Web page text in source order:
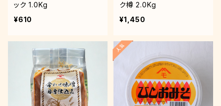
ック 1.0Kg
¥610
ク樽 2.0Kg
¥1,450